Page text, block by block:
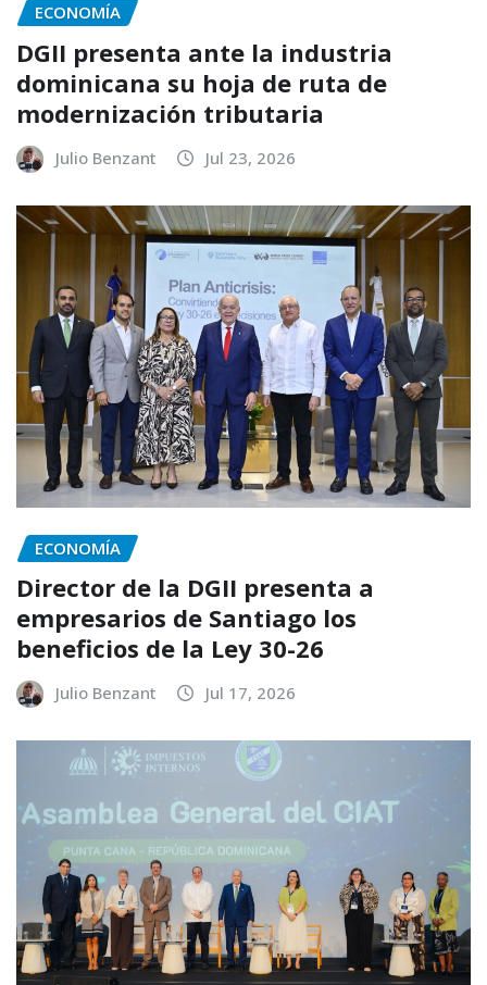
ECONOMÍA
DGII presenta ante la industria
dominicana su hoja de ruta de
modernización tributaria
Julio Benzant Jul 23, 2026
ECONOMÍA
Director de la DGII presenta a
empresarios de Santiago los
beneficios de la Ley 30-26
Julio Benzant Jul 17, 2026